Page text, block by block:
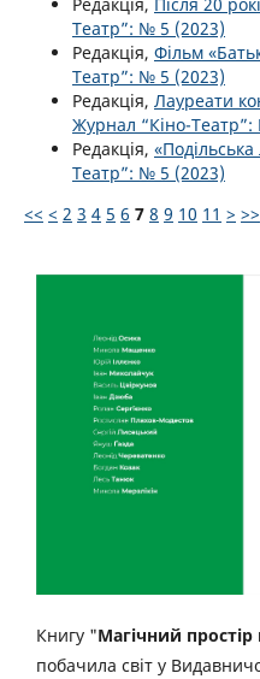
Редакція, Після 20
Театр”: № 5 (2023)
Редакція, Фільм
Театр”: № 5 (2023)
Редакція, Лауреати
Журнал “Кіно-
Редакція,
Театр”: № 5 (2023)
<< < 2 3 4 5 6 7 8 9 10 11 > >>
Книгу "Магічний
побачила світ у